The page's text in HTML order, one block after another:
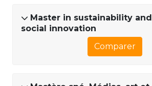
Master in sustainability and
social innovation
Comparer